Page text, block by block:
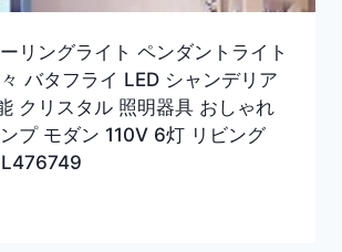
リングライト ペンダントライト
バタフライ LED シャンデリア
クリスタル 照明器具 おしゃれ
プ モダン 110V 6灯 リビング